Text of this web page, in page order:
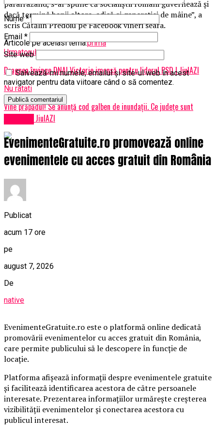
parafrazând, s-ar spune că socialiştii români guvernează şi
dacă termină banii altora, adică ai generaţiei de mâine”, a
scris Cătălin Predoiu pe Facebook vineri seara.
Articole pe aceiasi tema:prima
Urmatorul
Dragnea învinge DNA! Victorie imensă pentru liderul PSD | JiulAZI
Nu ratati
Vine prăpădul! Se anunță cod galben de inundaţii. Ce județe sunt
afectate | JiulAZI
Nume*
Email *
Site web
Salvează-mi numele, emailul și site-ul web în acest
navigator pentru data viitoare când o să comentez.
EvenimenteGratuite.ro promovează online
evenimentele cu acces gratuit din România
Publicat
acum 17 ore
pe
august 7, 2026
De
native
EvenimenteGratuite.ro este o platformă online dedicată
promovării evenimentelor cu acces gratuit din România,
care permite publicului să le descopere în funcție de
locație.
Platforma afișează informații despre evenimentele gratuite
și facilitează identificarea acestora de către persoanele
interesate. Prezentarea informațiilor urmărește creșterea
vizibilității evenimentelor și conectarea acestora cu
publicul interesat.